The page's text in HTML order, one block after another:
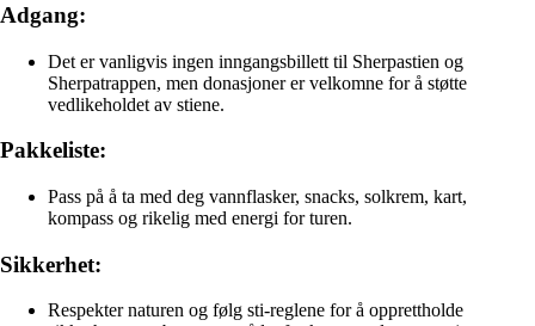
Adgang:
Det er vanligvis ingen inngangsbillett til Sherpastien og
Sherpatrappen, men donasjoner er velkomne for å støtte
vedlikeholdet av stiene.
Pakkeliste:
Pass på å ta med deg vannflasker, snacks, solkrem, kart,
kompass og rikelig med energi for turen.
Sikkerhet:
Respekter naturen og følg sti-reglene for å opprettholde